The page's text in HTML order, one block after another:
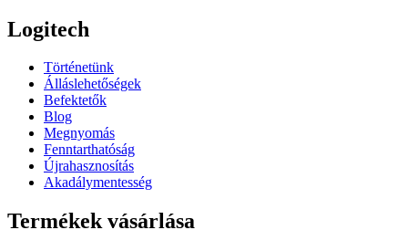
Logitech
Történetünk
Álláslehetőségek
Befektetők
Blog
Megnyomás
Fenntarthatóság
Újrahasznosítás
Akadálymentesség
Termékek vásárlása